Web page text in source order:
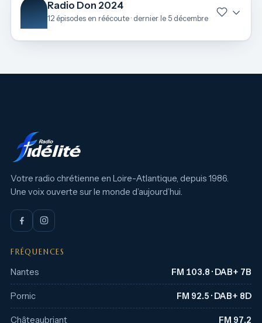
Radio Don 2024
12 épisodes en réécoute · dernier le 5 décembre
Votre radio chrétienne en Loire-Atlantique, depuis 1986.
Une voix ouverte sur le monde d’aujourd’hui.
FRÉQUENCES
Nantes FM 103.8 · DAB+ 7B
Pornic FM 92.5 · DAB+ 8D
Châteaubriant FM 97.2